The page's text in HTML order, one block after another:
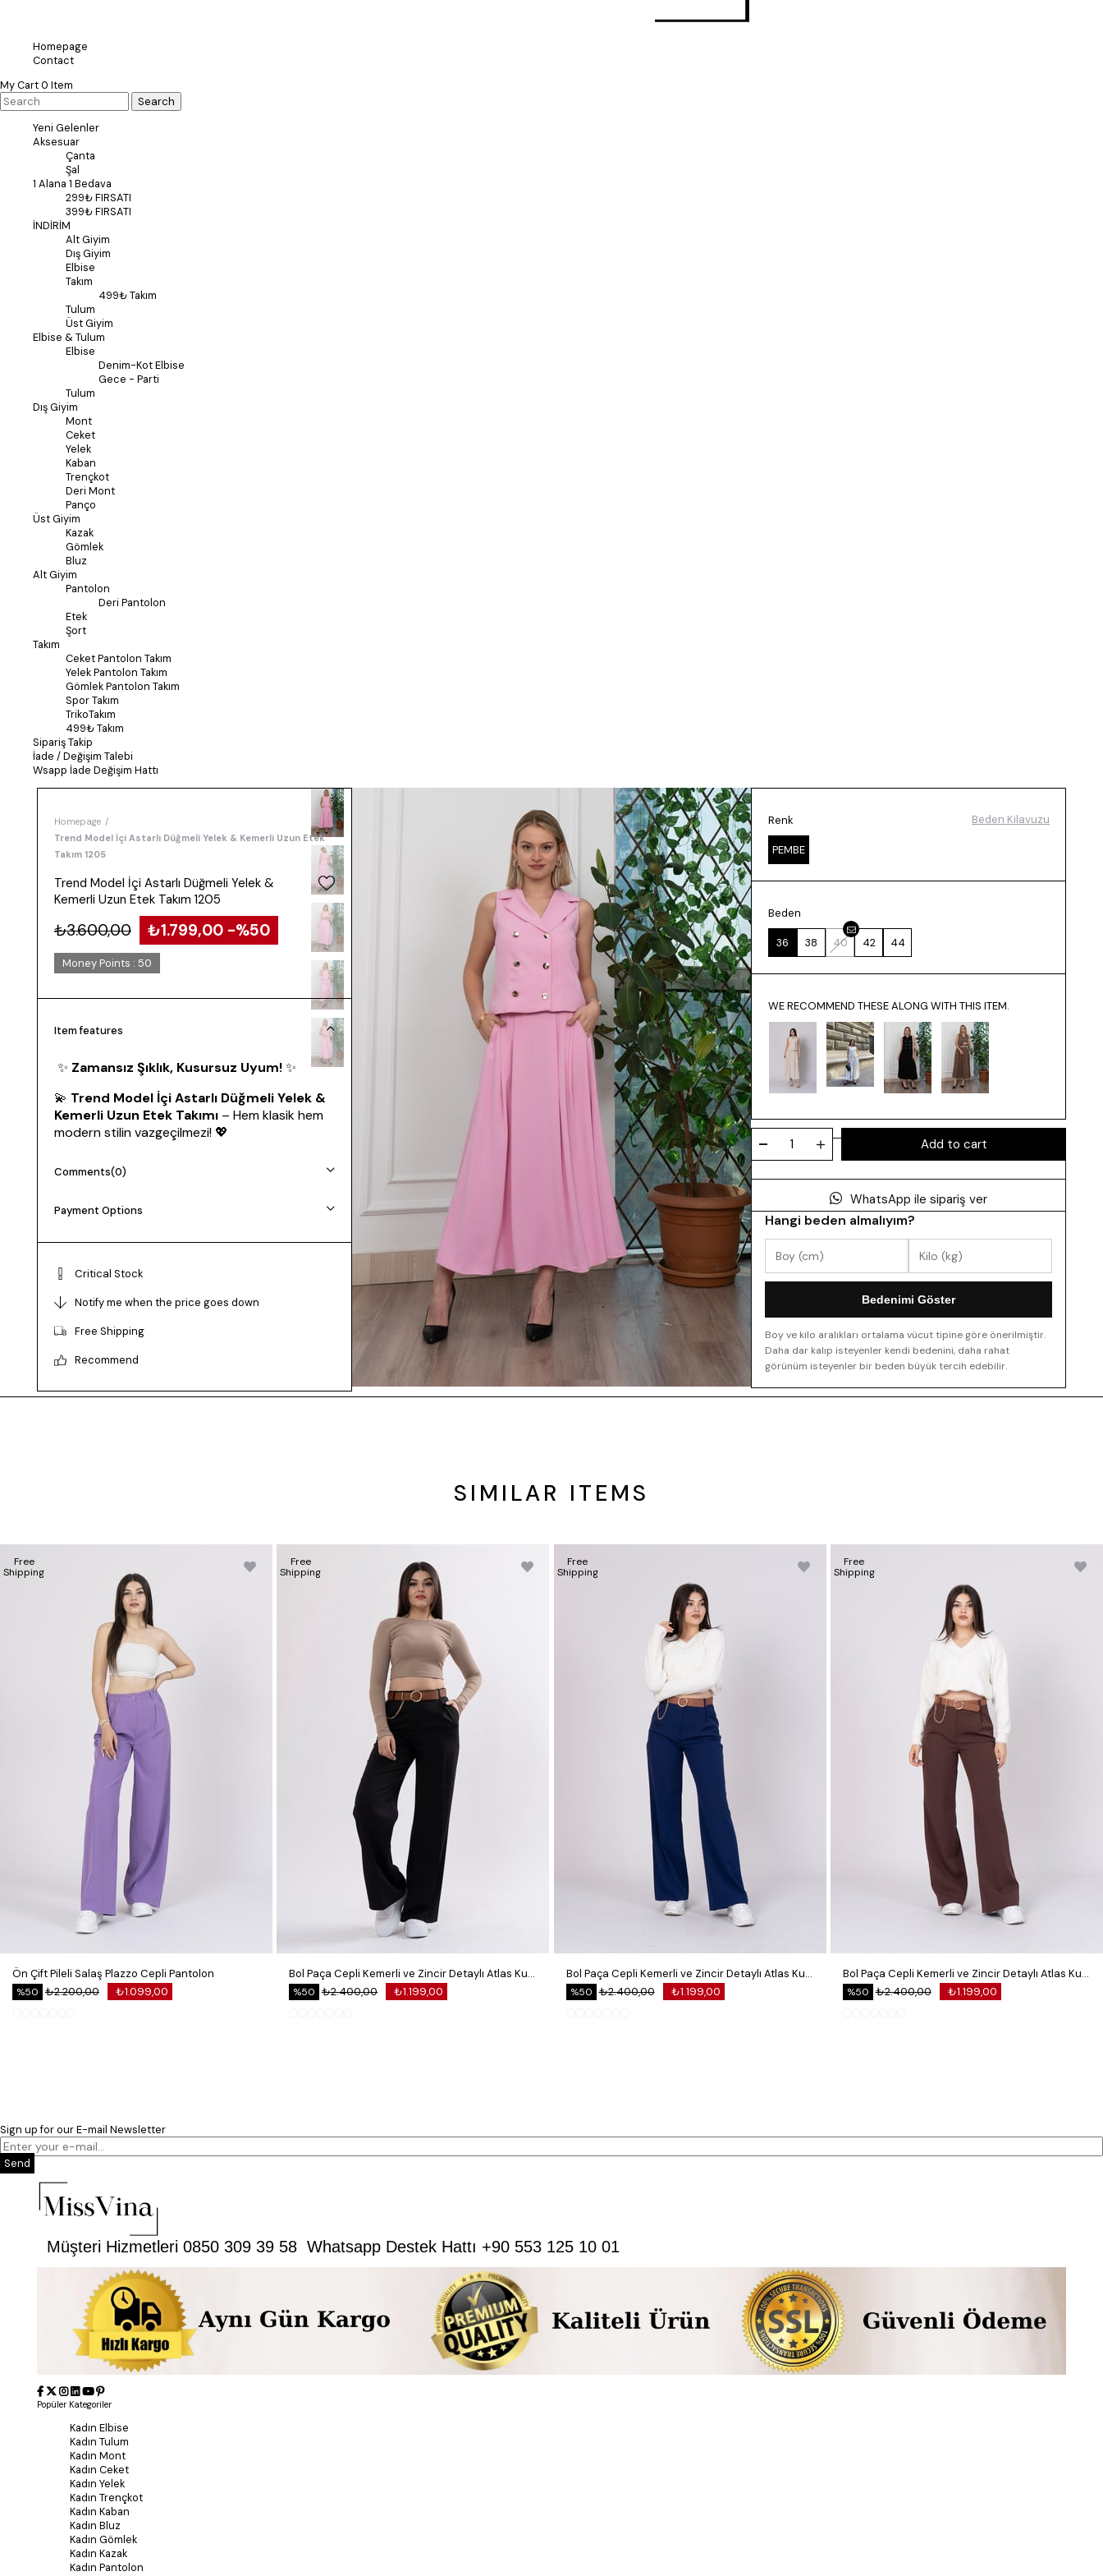
Homepage
Contact
My Cart0 Item
Yeni Gelenler
Aksesuar
Çanta
Şal
1 Alana 1 Bedava
299₺ FIRSATI
399₺ FIRSATI
İNDİRİM
Alt Giyim
Dış Giyim
Elbise
Takım
499₺ Takım
Tulum
Üst Giyim
Elbise & Tulum
Elbise
Denim-Kot Elbise
Gece - Parti
Tulum
Dış Giyim
Mont
Ceket
Yelek
Kaban
Trençkot
Deri Mont
Panço
Üst Giyim
Kazak
Gömlek
Bluz
Alt Giyim
Pantolon
Deri Pantolon
Etek
Şort
Takım
Ceket Pantolon Takım
Yelek Pantolon Takım
Gömlek Pantolon Takım
Spor Takım
TrikoTakım
499₺ Takım
Sipariş Takip
İade / Değişim Talebi
Wsapp İade Değişim Hattı
Renk
PEMBE
Beden
36 38 40 42 44
Beden Kılavuzu
WE RECOMMEND THESE ALONG WITH THIS ITEM.
WhatsApp ile sipariş ver
Hangi beden almalıyım?
Bedenimi Göster
Boy ve kilo aralıkları ortalama vücut tipine göre önerilmiştir.
Daha dar kalıp isteyenler kendi bedenini, daha rahat
görünüm isteyenler bir beden büyük tercih edebilir.
Homepage
Trend Model İçi Astarlı Düğmeli Yelek & Kemerli Uzun Etek
Takım 1205
Trend Model İçi Astarlı Düğmeli Yelek &
Kemerli Uzun Etek Takım 1205
₺3.600,00 ₺1.799,00 50
Money Points : 50
Item features
✨ Zamansız Şıklık, Kusursuz Uyum!✨
💫 Trend Model İçi Astarlı Düğmeli Yelek &
Kemerli Uzun Etek Takımı – Hem klasik hem
modern stilin vazgeçilmezi! 💖
Kumaş: Dokuma – Şık ve rahat!
📏Uzunluk:
👗Beden:Tam Kalıp (36-38-40-42 | S-M-L-
| 85/72/102
🔖
Comments(0)
Payment Options
Critical Stock
Notify me when the price goes down
Free Shipping
Recommend
SIMILAR ITEMS
Ön Çift Pileli Salaş Plazzo Cepli Pantolon
₺1.099,00
₺2.200,00
%50
Free
Shipping
Bol Paça Cepli Kemerli ve Zincir Detaylı Atlas Kumaş Pantolon
₺1.199,00
₺2.400,00
%50
Free
Shipping
Bol Paça Cepli Kemerli ve Zincir Detaylı Atlas Kumaş Pantolon
₺1.199,00
₺2.400,00
%50
Free
Shipping
Bol Paça Cepli Kemerli ve Zincir Detaylı Atlas Kumaş Pantolon
₺1.199,00
₺2.400,00
%50
Free
Shipping
Sign up for our E-mail Newsletter
Send
Müşteri Hizmetleri 0850 309 39 58 Whatsapp Destek Hattı +90 553 125 10 01
Popüler Kategoriler
Kadın Elbise
Kadın Tulum
Kadın Mont
Kadın Ceket
Kadın Yelek
Kadın Trençkot
Kadın Kaban
Kadın Bluz
Kadın Gömlek
Kadın Kazak
Kadın Pantolon